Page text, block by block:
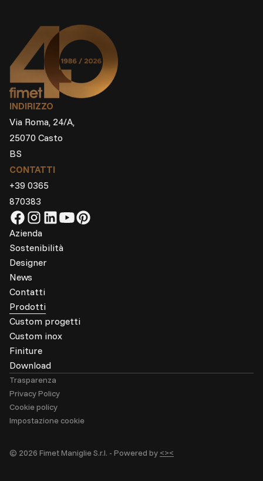
INDIRIZZO
Via Roma, 24/A,
25070 Casto
BS
CONTATTI
+39 0365
870383
Azienda
Sostenibilità
Designer
News
Contatti
Prodotti
Custom progetti
Custom inox
Finiture
Download
© 2026 Fimet Maniglie S.r.l. - Powered by <><
Trasparenza
Privacy Policy
Cookie policy
Impostazione cookie